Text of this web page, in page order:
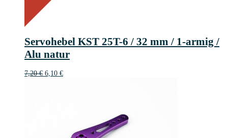
€
Servohebel KST 25T-6 / 32 mm / 1-armig /
Alu natur
7,20€ Ursprünglicher
6,10 €Aktueller